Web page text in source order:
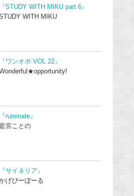
『STUDY WITH MIKU part 6』
WITH MIKU
『ワンオポ VOL.22』
『ruminate』
宮ことの
『サイネリア』
げぴーぼーる